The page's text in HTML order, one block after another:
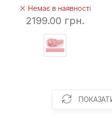
Немає в наявності
2199.00 грн.